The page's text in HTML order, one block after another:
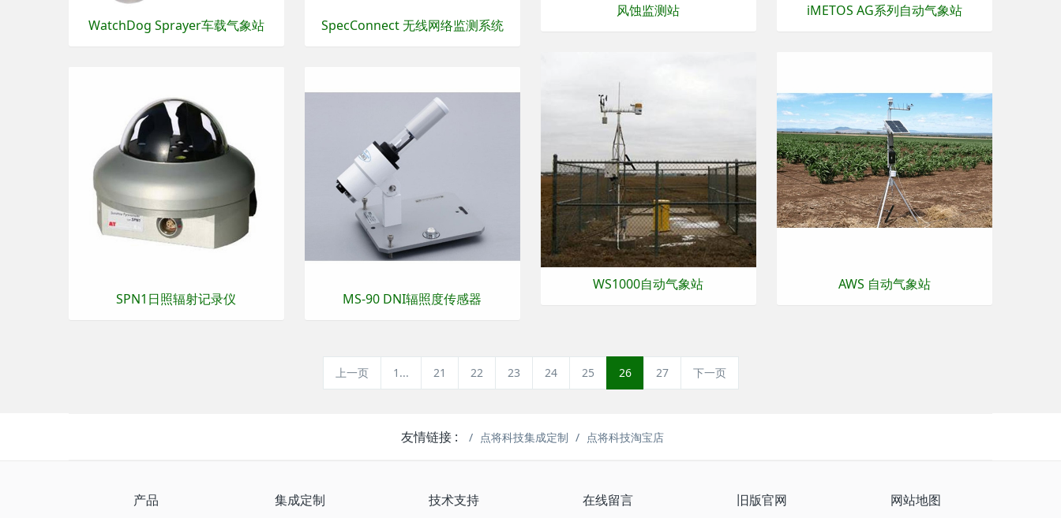
风蚀监测站
iMETOS AG系列自动气象站
WatchDog Sprayer车载气象站
SpecConnect 无线网络监测系统
WS1000自动气象站
AWS 自动气象站
SPN1日照辐射记录仪
MS-90 DNI辐照度传感器
上一页 1... 21 22 23 24 25 26 27 下一页
友情链接 : 点将科技集成定制 点将科技淘宝店
产品 集成定制 技术支持 在线留言 旧版官网 网站地图